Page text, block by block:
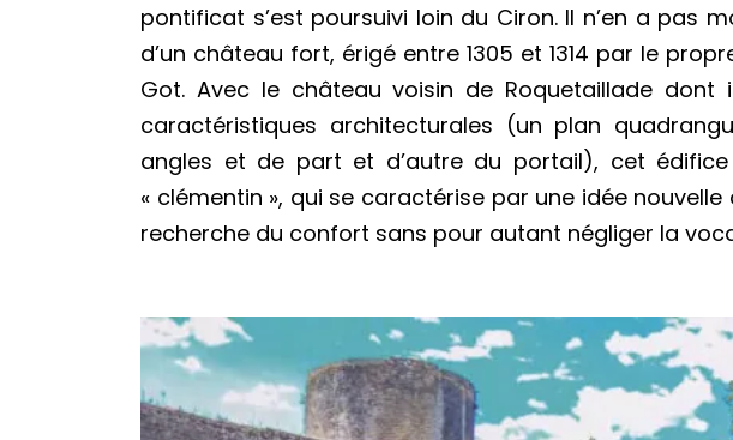
pontificat s’est poursuivi loin du Ciron. Il n’en a pas
d’un château fort, érigé entre 1305 et 1314 par le
Got. Avec le château voisin de Roquetaillade
caractéristiques architecturales (un plan
angles et de part et d’autre du portail), cet
« clémentin », qui se caractérise par une idée
recherche du confort sans pour autant négliger la